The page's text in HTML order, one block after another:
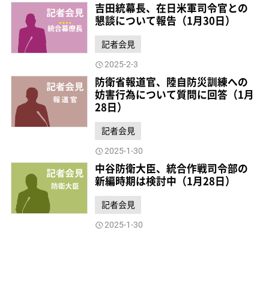
吉田統幕長、在日米軍司令官との
懇談について報告（1月30日）
記者会見
2025-2-3
防衛省報道官、陸自防災訓練への
妨害行為について質問に回答（1月
28日）
記者会見
2025-1-30
中谷防衛大臣、統合作戦司令部の
新編時期は検討中（1月28日）
記者会見
2025-1-30